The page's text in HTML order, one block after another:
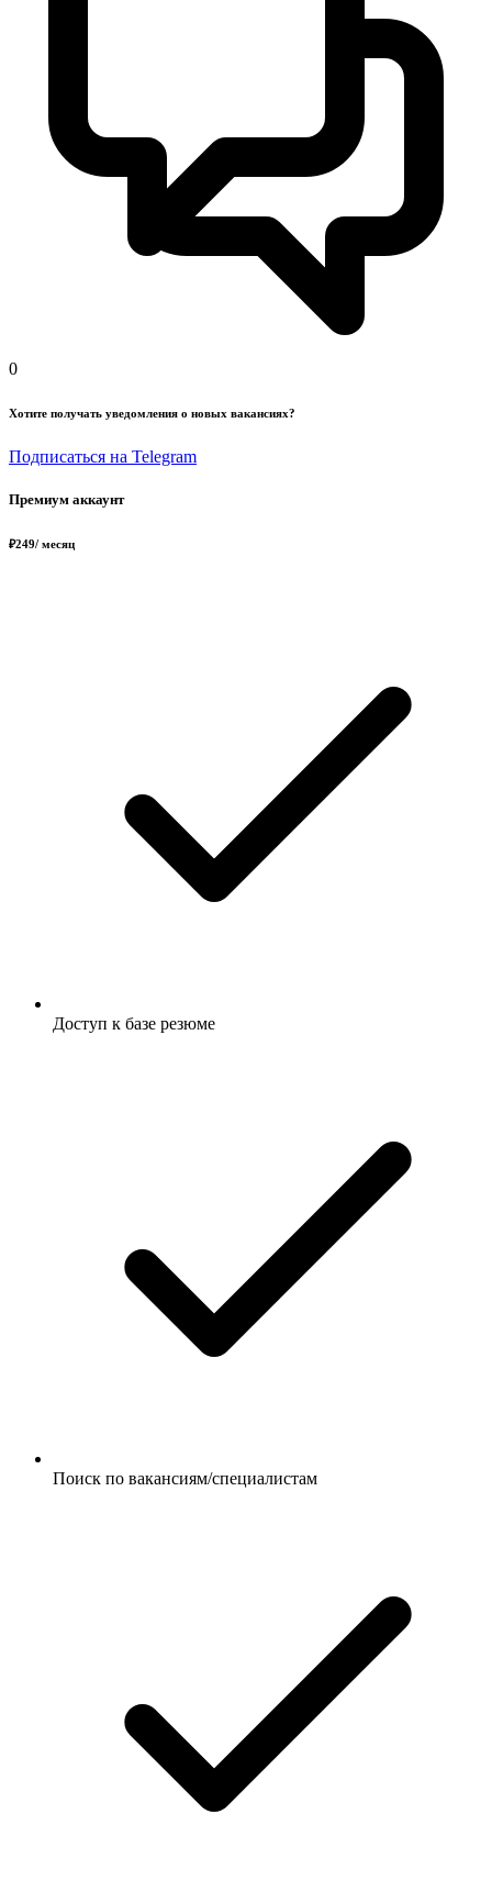
0
Хотите получать уведомления о новых вакансиях?
Подписаться на Telegram
Премиум аккаунт
₽249/ месяц
Доступ к базе резюме
Поиск по вакансиям/специалистам